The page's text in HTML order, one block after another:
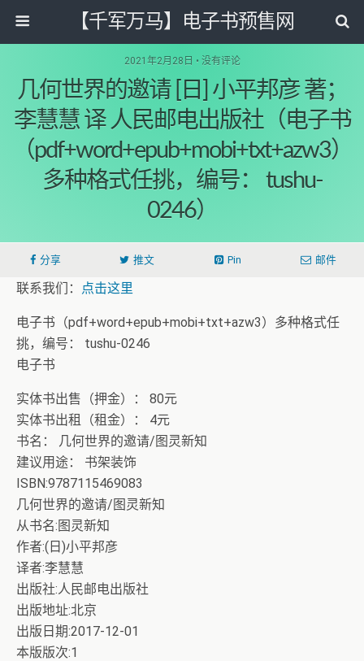
【千军万马】电子书预售网
2021年2月28日 • 没有评论
几何世界的邀请 [日] 小平邦彦 著；
李慧慧 译 人民邮电出版社（电子书
（pdf+word+epub+mobi+txt+azw3）
多种格式任挑，编号： tushu-
0246）
分享 推文 Pin 邮件
联系我们： 点击这里
电子书（pdf+word+epub+mobi+txt+azw3）多种格式任
挑，编号： tushu-0246
电子书
实体书出售（押金）： 80元
实体书出租（租金）： 4元
书名： 几何世界的邀请/图灵新知
建议用途： 书架装饰
ISBN:9787115469083
几何世界的邀请/图灵新知
从书名:图灵新知
作者:(日)小平邦彦
译者:李慧慧
出版社:人民邮电出版社
出版地址:北京
出版日期:2017-12-01
本版版次:1